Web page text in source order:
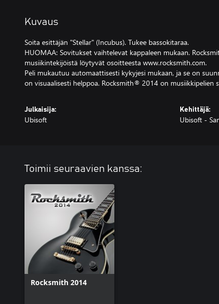
Kuvaus
Soita esittäjän "Stellar" (Incubus). Tukee bassokitaraa.
HUOMAA: Sovitukset vaihtelevat kappaleen mukaan.
musiikintekijöistä löytyvät osoitteesta www.rocksmith.com.
Peli mukautuu automaattisesti kykyjesi mukaan, ja se on
on visuaalisesti helppoa. Rocksmith® 2014 on musiikkipelien
Julkaisija:
Ubisoft
Kehittäjä:
Ubisoft -
Toimii seuraavien kanssa:
Rocksmith 2014